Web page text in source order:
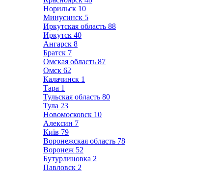
Норильск 10
Минусинск 5
Иркутская область 88
Иркутск 40
Ангарск 8
Братск 7
Омская область 87
Омск 62
Калачинск 1
Тара 1
Тульская область 80
Тула 23
Новомосковск 10
Алексин 7
Київ 79
Воронежская область 78
Воронеж 52
Бутурлиновка 2
Павловск 2